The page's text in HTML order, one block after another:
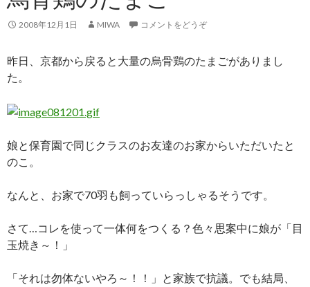
2008年12月1日 MIWA コメントをどうぞ
昨日、京都から戻ると大量の烏骨鶏のたまごがありまし
た。
娘と保育園で同じクラスのお友達のお家からいただいたと
のこ。
なんと、お家で70羽も飼っていらっしゃるそうです。
さて…コレを使って一体何をつくる？色々思案中に娘が「目
玉焼き～！」
「それは勿体ないやろ～！！」と家族で抗議。でも結局、